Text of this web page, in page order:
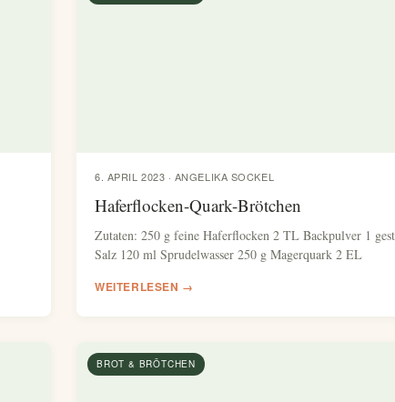
6. APRIL 2023 · ANGELIKA SOCKEL
Haferflocken-Quark-Brötchen
Zutaten: 250 g feine Haferflocken 2 TL Backpulver 1
Salz 120 ml Sprudelwasser 250 g Magerquark 2 EL
WEITERLESEN →
BROT & BRÖTCHEN